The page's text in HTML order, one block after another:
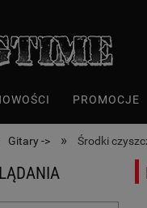
PROMOCJE
Gitary -> » Środki